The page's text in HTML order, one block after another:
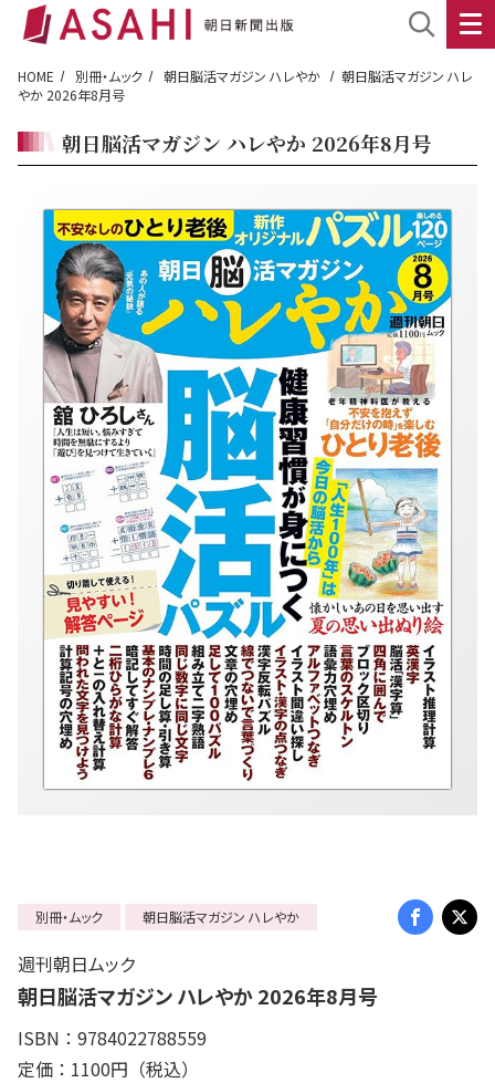
HOME 別冊・ムック 朝日脳活マガジン ハレやか
朝日脳活マガジン ハレ
やか 2026年8月号
朝日脳活マガジン ハレやか 2026年8月号
別冊・ムック 朝日脳活マガジン ハレやか
週刊朝日ムック
朝日脳活マガジン ハレやか 2026年8月号
ISBN：9784022788559
定価：1100円（税込）